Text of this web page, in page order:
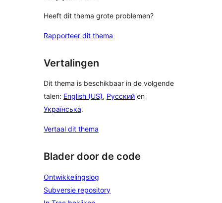
Heeft dit thema grote problemen?
Rapporteer dit thema
Vertalingen
Dit thema is beschikbaar in de volgende
talen: English (US), Русский en
Українська.
Vertaal dit thema
Blader door de code
Ontwikkelingslog
Subversie repository